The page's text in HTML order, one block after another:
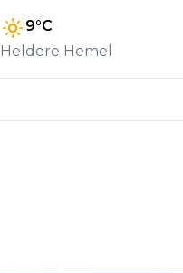
9°C
Heldere Hemel